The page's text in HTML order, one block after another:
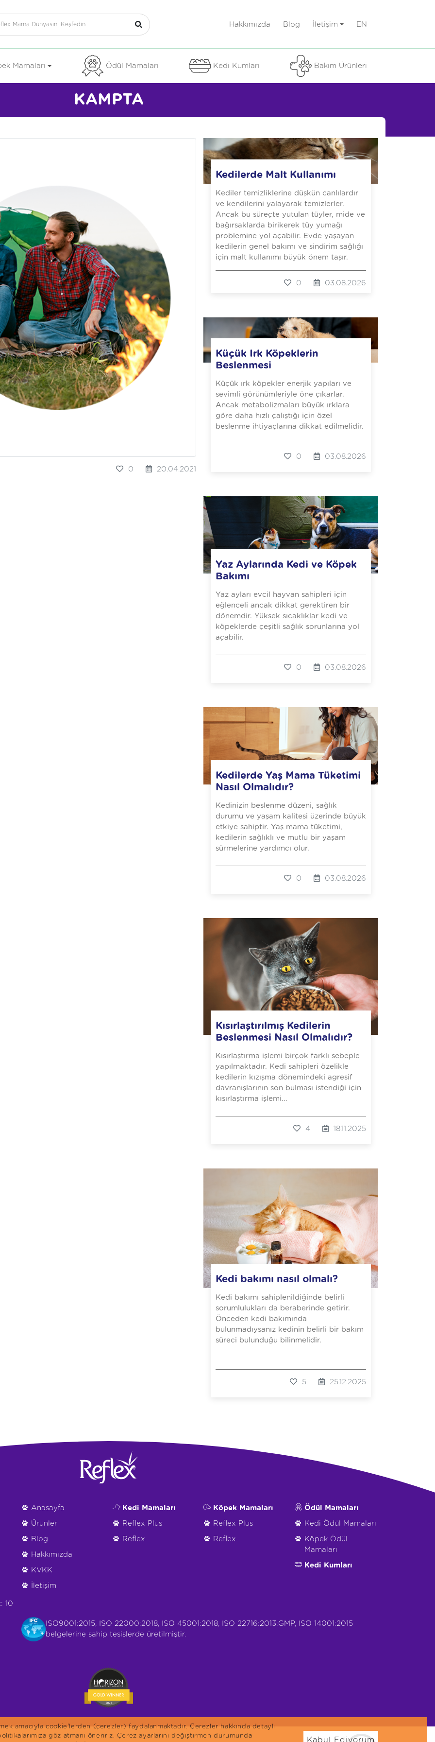
Hakkımızda Blog İletişim EN
Mamaları Ödül Mamaları Kedi Kumları Bakım Ürünleri
KAMPTA
0 20.04.2021
Kedilerde Malt Kullanımı
Kediler temizliklerine düşkün canlılardır
ve kendilerini yalayarak temizlerler.
Ancak bu süreçte yutulan tüyler, mide ve
bağırsaklarda birikerek tüy yumağı
problemine yol açabilir. Evde yaşayan
kedilerin genel bakımı ve sindirim sağlığı
için malt kullanımı büyük önem taşır.
0 03.08.2026
Küçük Irk Köpeklerin
Beslenmesi
Küçük ırk köpekler enerjik yapıları ve
sevimli görünümleriyle öne çıkarlar.
Ancak metabolizmaları büyük ırklara
göre daha hızlı çalıştığı için özel
beslenme ihtiyaçlarına dikkat edilmelidir.
0 03.08.2026
Yaz Aylarında Kedi ve Köpek
Bakımı
Yaz ayları evcil hayvan sahipleri için
eğlenceli ancak dikkat gerektiren bir
dönemdir. Yüksek sıcaklıklar kedi ve
köpeklerde çeşitli sağlık sorunlarına yol
açabilir.
0 03.08.2026
Kedilerde Yaş Mama Tüketimi
Nasıl Olmalıdır?
Kedinizin beslenme düzeni, sağlık
durumu ve yaşam kalitesi üzerinde büyük
etkiye sahiptir. Yaş mama tüketimi,
kedilerin sağlıklı ve mutlu bir yaşam
sürmelerine yardımcı olur.
0 03.08.2026
Kısırlaştırılmış Kedilerin
Beslenmesi Nasıl Olmalıdır?
Kısırlaştırma işlemi birçok farklı sebeple
yapılmaktadır. Kedi sahipleri özelikle
kedilerin kızışma dönemindeki agresif
davranışlarının son bulması istendiği için
kısırlaştırma işlemi...
4 18.11.2025
Kedi bakımı nasıl olmalı?
Kedi bakımı sahiplenildiğinde belirli
sorumlulukları da beraberinde getirir.
Önceden kedi bakımında
bulunmadıysanız kedinin belirli bir bakım
süreci bulunduğu bilinmelidir.
5 25.12.2025
10
Anasayfa
Ürünler
Blog
Hakkımızda
KVKK
İletişim
Kedi Mamaları
Reflex Plus
Reflex
Köpek Mamaları
Reflex Plus
Reflex
Ödül Mamaları
Kedi Ödül Mamaları
Köpek Ödül
Mamaları
Kedi Kumları
ISO9001:2015, ISO 22000:2018, ISO 45001:2018, ISO 22716:2013:GMP, ISO 14001:2015
belgelerine sahip tesislerde üretilmiştir.
amacıyla cookie'lerden (çerezler) faydalanmaktadır. Çerezler hakkında detaylı
göz atmanı öneririz. Çerez ayarlarını değiştirmen durumunda
Kabul Ediyorum